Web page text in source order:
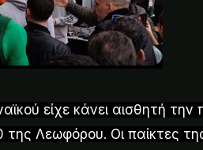
είχε κάνει αισθητή
Λεωφόρου. Οι παίκτες